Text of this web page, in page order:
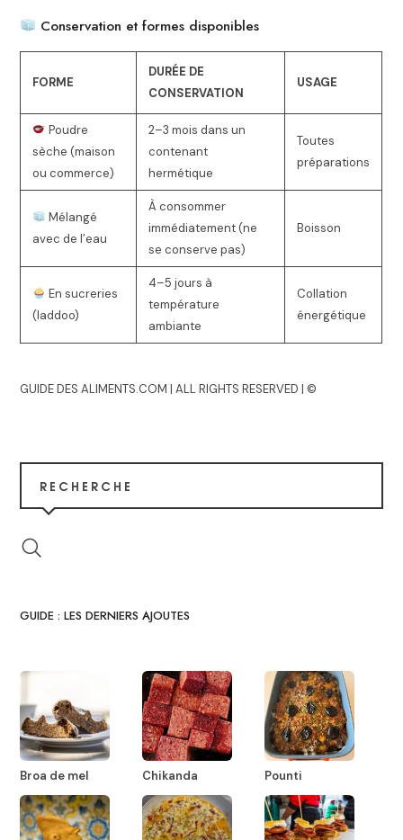
Conservation et formes disponibles
FORME
DURÉE DE
CONSERVATION
USAGE
Poudre
sèche (maison
ou commerce)
2–3 mois dans un
contenant
hermétique
Toutes
préparations
Mélangé
avec de l’eau
À consommer
immédiatement (ne
se conserve pas)
Boisson
En sucreries
(laddoo)
4–5 jours à
température
ambiante
Collation
énergétique
GUIDE DES ALIMENTS.COM | ALL RIGHTS RESERVED | ©
RECHERCHE
GUIDE : LES DERNIERS AJOUTES
Broa de mel Chikanda Pounti